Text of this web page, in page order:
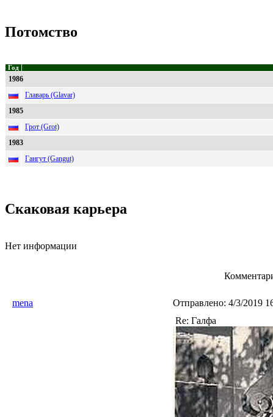
Потомство
Год
1986
Главарь (Glavar)
1985
Грот (Grot)
1983
Гангут (Gangut)
Скаковая карьера
Нет информации
mena Отправлено: 4/3/2019
Re: Галфа